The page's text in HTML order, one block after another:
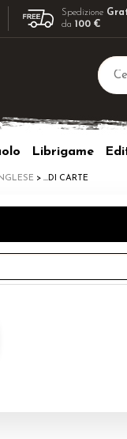
Spedizione
da100 €
Librigame
...DI CARTE